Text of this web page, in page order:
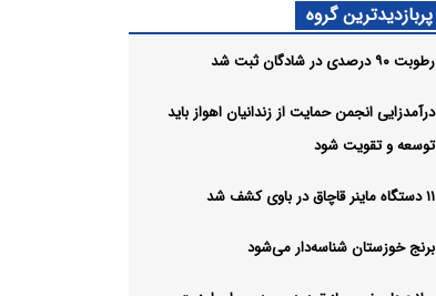
پربازدیدترین گروه
رطوبت ۹۰ درصدی در شادگان ثبت شد
درآمدزایی انجمن حمایت از زندانیان اهواز باید
توسعه و تقویت شود
۱۱ دستگاه ماینر قاچاق در باوی کشف شد
برنج خوزستان شناسه‌دار می‌شود